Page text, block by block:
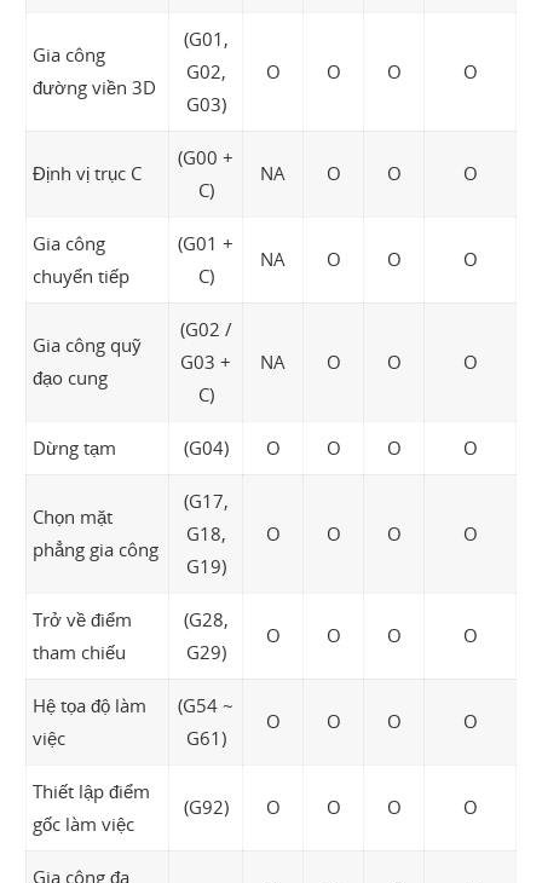
Gia công
đường viền 3D
(G01,
G02,
G03)
O O O O
Định vị trục C
(G00 +
C)
NA O O O
Gia công
chuyển tiếp
(G01 +
C)
NA O O O
Gia công quỹ
đạo cung
(G02 /
G03 +
C)
NA O O O
Dừng tạm (G04) O O O O
Chọn mặt
phẳng gia công
(G17,
G18,
G19)
O O O O
Trở về điểm
tham chiếu
(G28,
G29)
O O O O
Hệ tọa độ làm
việc
(G54 ~
G61)
O O O O
Thiết lập điểm
gốc làm việc
(G92) O O O O
Gia công đa